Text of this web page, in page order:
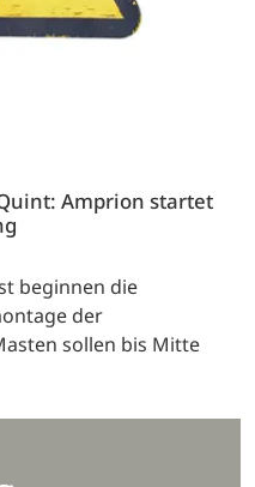
Amprion startet
beginnen die
der
sollen bis Mitte